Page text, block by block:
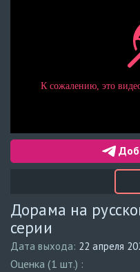
Дорама на
серии
Дата выхода: 22 апреля
Оценка (1 шт.) :